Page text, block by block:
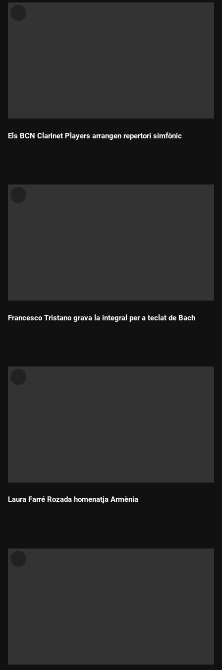
Els BCN Clarinet Players arrangen repertori simfònic
Francesco Tristano grava la integral per a teclat de Bach
Laura Farré Rozada homenatja Armènia